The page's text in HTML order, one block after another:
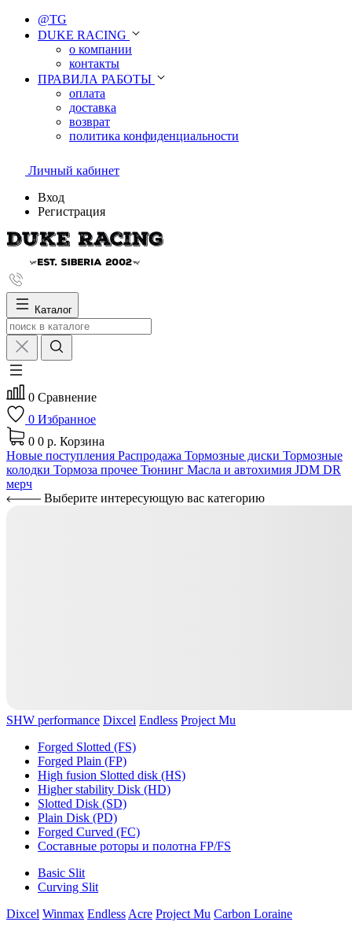
@TG
DUKE RACING
о компании
контакты
ПРАВИЛА РАБОТЫ
оплата
доставка
возврат
политика конфиденциальности
Личный кабинет
Вход
Регистрация
Каталог
0 Сравнение
0 Избранное
0 0 р. Корзина
Новые поступления Распродажа Тормозные диски Тормозные
колодки Тормоза прочее Тюнинг Масла и автохимия JDM DR
мерч
Выберите интересующую вас категорию
SHW performance Dixcel Endless Project Mu
Forged Slotted (FS)
Forged Plain (FP)
High fusion Slotted disk (HS)
Higher stability Disk (HD)
Slotted Disk (SD)
Plain Disk (PD)
Forged Curved (FC)
Составные роторы и полотна FP/FS
Basic Slit
Curving Slit
Dixcel Winmax Endless Acre Project Mu Carbon Loraine